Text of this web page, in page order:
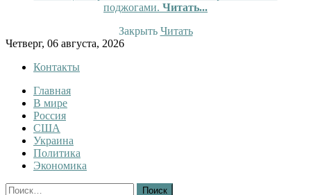
поджогами. Читать...
Закрыть Читать
Skip
content
Четверг, 06 августа, 2026
Контакты
InfoRuss
InfoRuss — Новости
Главная
В мире
Россия
США
Украина
Политика
Экономика
Найти: